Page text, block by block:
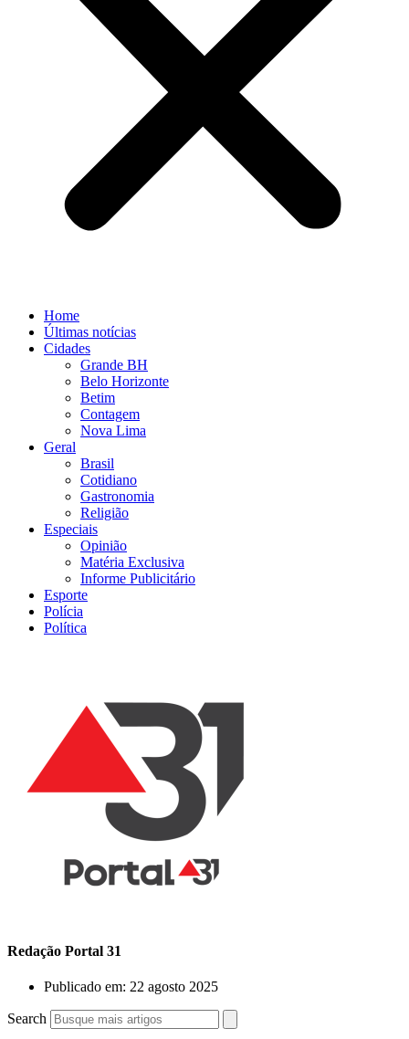
Home
Últimas notícias
Cidades
Grande BH
Belo Horizonte
Betim
Contagem
Nova Lima
Geral
Brasil
Cotidiano
Gastronomia
Religião
Especiais
Opinião
Matéria Exclusiva
Informe Publicitário
Esporte
Polícia
Política
Redação Portal 31
Publicado em: 22 agosto 2025
Search